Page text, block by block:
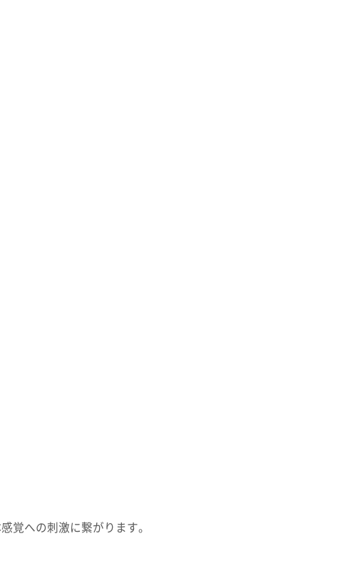
覚への刺激に繋がります。